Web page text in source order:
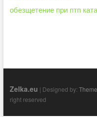
обезщетение при птп
Zelka.eu | Designed by:
right reserved